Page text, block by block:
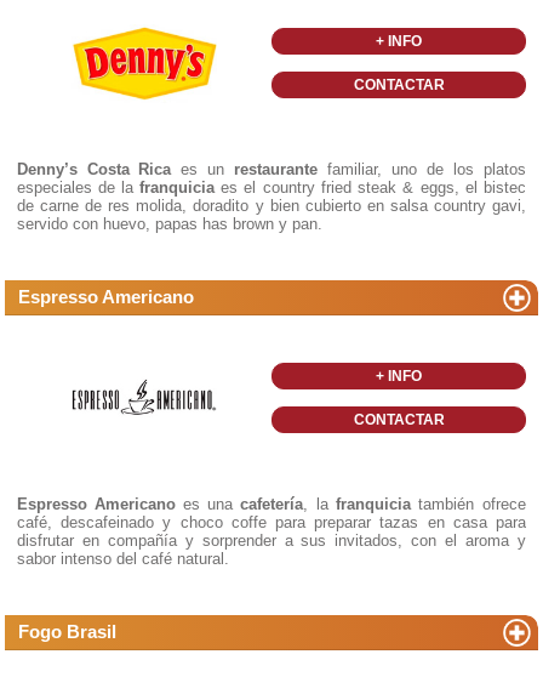
+ INFO
CONTACTAR
Denny’s Costa Ricaes un restaurante familiar, uno de los platos
especiales de la franquiciaes el country fried steak & eggs, el bistec
de carne de res molida, doradito y bien cubierto en salsa country gavi,
servido con huevo, papas has brown y pan.
Espresso Americano
+ INFO
CONTACTAR
Espresso Americano es unacafetería, la franquicia también ofrece
café, descafeinado y choco coffe para preparar tazas en casa para
disfrutar en compañía y sorprender a sus invitados, con el aroma y
sabor intenso del café natural.
Fogo Brasil